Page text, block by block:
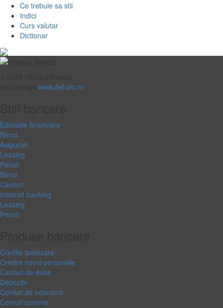
Ce trebuie sa stii
Indici
Curs valutar
Dictionar
www.dehalo.ro
Educatie financiara
Banci
Asigurari
Leasing
Pensii
Banci
Carduri
Internet banking
Leasing
Pensii
Credite ipotecare
Credite nevoi personale
Carduri de debit
Depozite
Conturi de economii
Conturi curente